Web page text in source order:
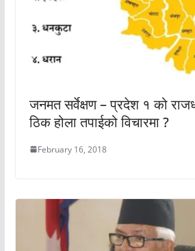
जनमत सर्वेक्षण – प्रदेश १ को
ठिक होला तपाईको विचारमा ?
February 16, 2018